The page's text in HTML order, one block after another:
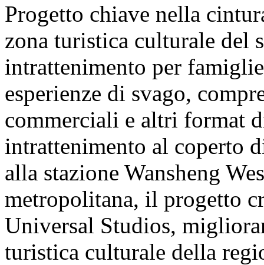
Progetto chiave nella
zona turistica culturale del
intrattenimento per
esperienze di svago,
commerciali e altri format
intrattenimento al coperto
alla stazione Wansheng
metropolitana, il progetto
Universal Studios,
turistica culturale della